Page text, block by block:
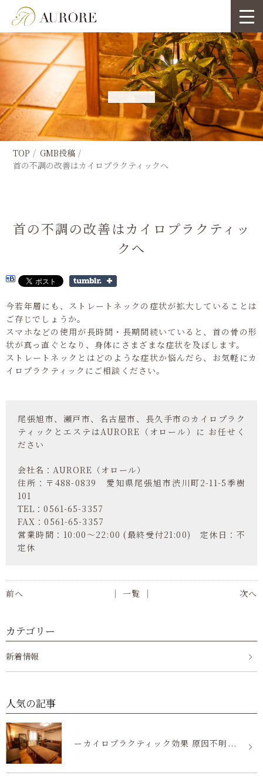
TOP
GMB投稿
首の不調の改善はカイロプラクティックへ
首の不調の改善はカイロプラクティッ
クへ
今若年層にも、ストレートネックの症状が拡大していることは
ご存じでしょうか。
スマホなどの使用が長時間・長期間続いていると、首の骨の形
状が真っ直ぐとなり、身体にさまざまな症状を及ぼします。
ストレートネックとはどのような症状か悩んだら、お気軽にカ
イロプラクティックにご相談ください。
尾張旭市、瀬戸市、名古屋市、長久手市のカイロプラク
ティックとエステはAURORE（オロール）に お任せく
ださい
会社名：AURORE（オロール）
住所：〒488-0839 愛知県尾張旭市渋川町2-11-5季樹
101
TEL：0561-65-3357
FAX：0561-65-3357
営業時間：10:00～22:00 (最終受付21:00) 定休日：不
定休
前へ 次へ
│ 一覧 │
カテゴリー
新着情報
人気の記事
ーカイロプラクティック効果 原因不明...